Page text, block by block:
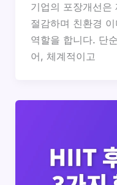
기업의 포장개선은
절감하며 친환경
역할을 합니다. 단
어, 체계적이고